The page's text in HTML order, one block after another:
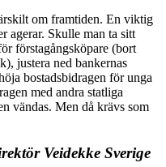
om framtiden. En viktig
agerar. Skulle man ta sitt
förstagångsköpare (bort
justera ned bankernas
bostadsbidragen för unga
med andra statliga
vändas. Men då krävs som
Veidekke Sverige